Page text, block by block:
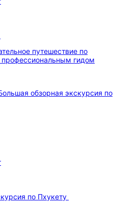
путешествие по
профессиональным гидом
по Пхукету